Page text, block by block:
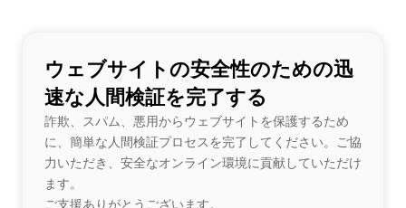
ウェブサイトの安全性のための迅
速な人間検証を完了する
詐欺、スパム、悪用からウェブサイトを保護するため
に、簡単な人間検証プロセスを完了してください。ご協
力いただき、安全なオンライン環境に貢献していただけ
ます。
ご支援ありがとうございます。